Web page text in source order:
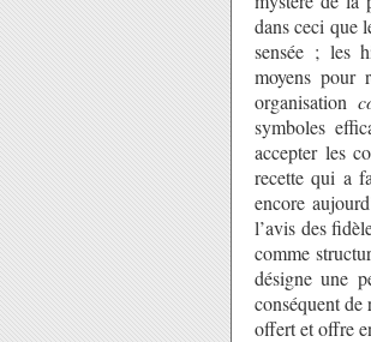
dans ceci que
sensée ; les
moyens pour
organisation
symboles
accepter les
recette qui a
encore
l’avis des
comme
désigne une
conséquent
offert et offre